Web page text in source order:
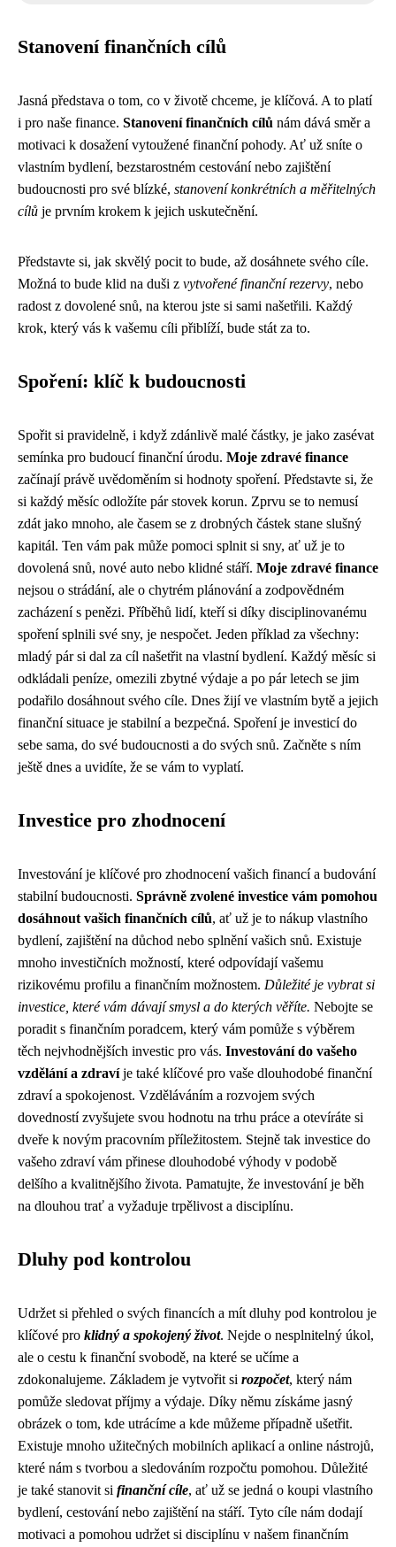
Stanovení finančních cílů
Jasná představa o tom, co v životě chceme, je klíčová. A to platí
i pro naše finance. Stanovení finančních cílů nám dává směr a
motivaci k dosažení vytoužené finanční pohody. Ať už sníte o
vlastním bydlení, bezstarostném cestování nebo zajištění
budoucnosti pro své blízké, stanovení konkrétních a měřitelných
cílů je prvním krokem k jejich uskutečnění.
Představte si, jak skvělý pocit to bude, až dosáhnete svého cíle.
Možná to bude klid na duši z vytvořené finanční rezervy, nebo
radost z dovolené snů, na kterou jste si sami našetřili. Každý
krok, který vás k vašemu cíli přiblíží, bude stát za to.
Spoření: klíč k budoucnosti
Spořit si pravidelně, i když zdánlivě malé částky, je jako zasévat
semínka pro budoucí finanční úrodu. Moje zdravé finance
začínají právě uvědoměním si hodnoty spoření. Představte si, že
si každý měsíc odložíte pár stovek korun. Zprvu se to nemusí
zdát jako mnoho, ale časem se z drobných částek stane slušný
kapitál. Ten vám pak může pomoci splnit si sny, ať už je to
dovolená snů, nové auto nebo klidné stáří. Moje zdravé finance
nejsou o strádání, ale o chytrém plánování a zodpovědném
zacházení s penězi. Příběhů lidí, kteří si díky disciplinovanému
spoření splnili své sny, je nespočet. Jeden příklad za všechny:
mladý pár si dal za cíl našetřit na vlastní bydlení. Každý měsíc si
odkládali peníze, omezili zbytné výdaje a po pár letech se jim
podařilo dosáhnout svého cíle. Dnes žijí ve vlastním bytě a jejich
finanční situace je stabilní a bezpečná. Spoření je investicí do
sebe sama, do své budoucnosti a do svých snů. Začněte s ním
ještě dnes a uvidíte, že se vám to vyplatí.
Investice pro zhodnocení
Investování je klíčové pro zhodnocení vašich financí a budování
stabilní budoucnosti. Správně zvolené investice vám pomohou
dosáhnout vašich finančních cílů, ať už je to nákup vlastního
bydlení, zajištění na důchod nebo splnění vašich snů. Existuje
mnoho investičních možností, které odpovídají vašemu
rizikovému profilu a finančním možnostem. Důležité je vybrat si
investice, které vám dávají smysl a do kterých věříte. Nebojte se
poradit s finančním poradcem, který vám pomůže s výběrem
těch nejvhodnějších investic pro vás. Investování do vašeho
vzdělání a zdravíje také klíčové pro vaše dlouhodobé finanční
zdraví a spokojenost. Vzděláváním a rozvojem svých
dovedností zvyšujete svou hodnotu na trhu práce a otevíráte si
dveře k novým pracovním příležitostem. Stejně tak investice do
vašeho zdraví vám přinese dlouhodobé výhody v podobě
delšího a kvalitnějšího života. Pamatujte, že investování je běh
na dlouhou trať a vyžaduje trpělivost a disciplínu.
Dluhy pod kontrolou
Udržet si přehled o svých financích a mít dluhy pod kontrolou je
klíčové pro klidný a spokojený život. Nejde o nesplnitelný úkol,
ale o cestu k finanční svobodě, na které se učíme a
zdokonalujeme. Základem je vytvořit si rozpočet, který nám
pomůže sledovat příjmy a výdaje. Díky němu získáme jasný
obrázek o tom, kde utrácíme a kde můžeme případně ušetřit.
Existuje mnoho užitečných mobilních aplikací a online nástrojů,
které nám s tvorbou a sledováním rozpočtu pomohou. Důležité
je také stanovit si finanční cíle, ať už se jedná o koupi vlastního
bydlení, cestování nebo zajištění na stáří. Tyto cíle nám dodají
motivaci a pomohou udržet si disciplínu v našem finančním